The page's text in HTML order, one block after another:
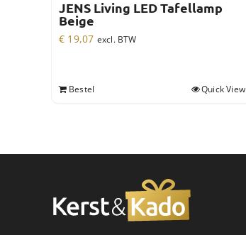
JENS Living LED Tafellamp
Beige
€ 19,07 excl. BTW
Bestel Quick View